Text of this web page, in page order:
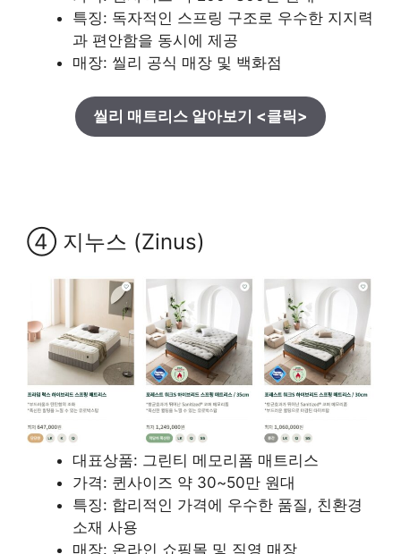
특징: 독자적인 스프링 구조로 우수한 지지력
과 편안함을 동시에 제공
매장: 씰리 공식 매장 및 백화점
씰리 매트리스 알아보기 <클릭>
④ 지누스 (Zinus)
대표상품: 그린티 메모리폼 매트리스
가격: 퀸사이즈 약 30~50만 원대
특징: 합리적인 가격에 우수한 품질, 친환경
소재 사용
매장: 온라인 쇼핑몰 및 직영 매장